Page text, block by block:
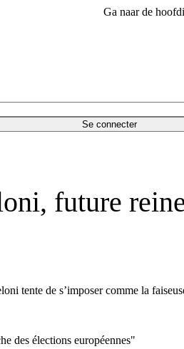
Ga naar de
Se connecter
future
tente de s’imposer comme la
des élections européennes"